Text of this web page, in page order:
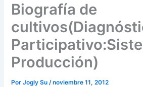
Biografía de
Producción)
PorJogly Su/noviembre 11, 2012